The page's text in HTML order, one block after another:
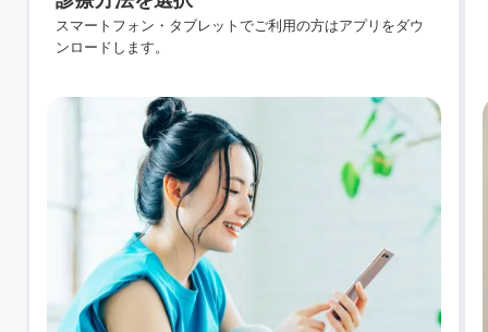
スマートフォン・タブレットでご利用の方はアプリをダウ
ンロードします。